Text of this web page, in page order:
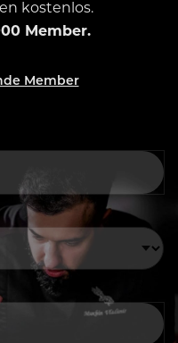
kostenlos.
Member.
Member